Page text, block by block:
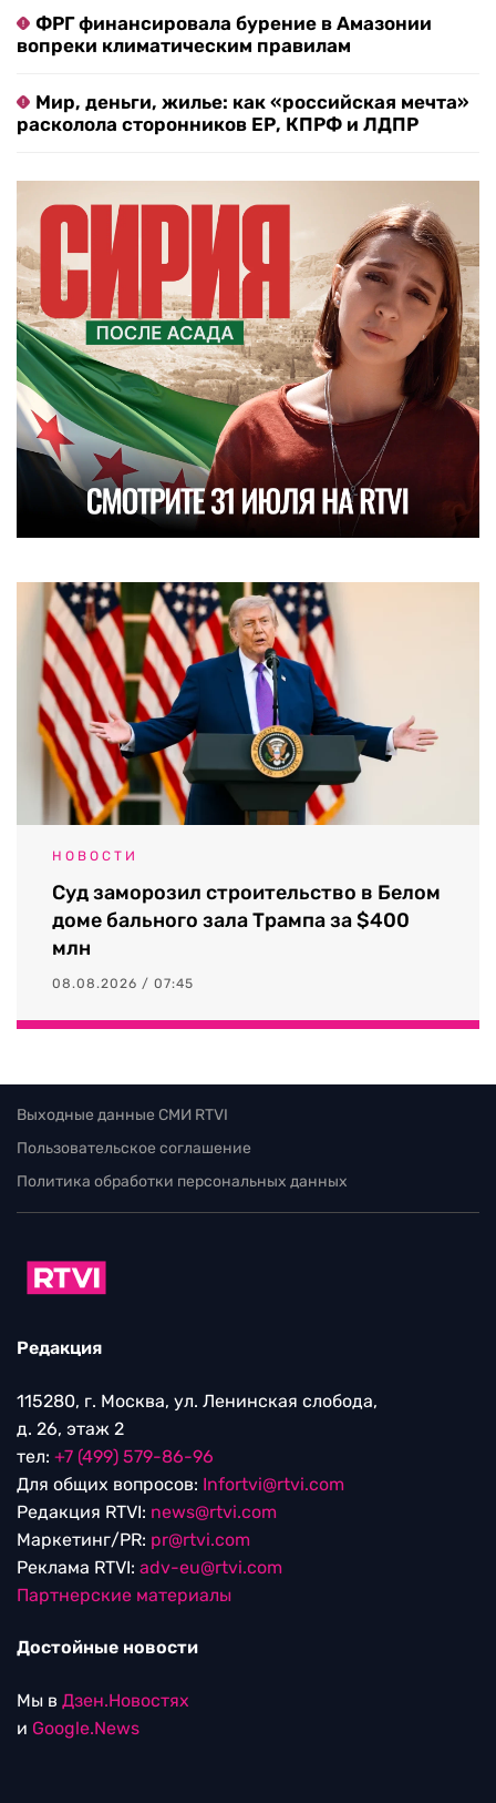
ФРГ финансировала бурение в Амазонии
вопреки климатическим правилам
Мир, деньги, жилье: как «российская мечта»
расколола сторонников ЕР, КПРФ и ЛДПР
НОВОСТИ
Суд заморозил строительство в Белом
доме бального зала Трампа за $400
млн
08.08.2026 / 07:45
Выходные данные СМИ RTVI
Пользовательское соглашение
Политика обработки персональных данных
Редакция
115280, г. Москва, ул. Ленинская слобода,
д. 26, этаж 2
тел: +7 (499) 579-86-96
Для общих вопросов: Infortvi@rtvi.com
Редакция RTVI: news@rtvi.com
Маркетинг/PR: pr@rtvi.com
Реклама RTVI: adv-eu@rtvi.com
Партнерские материалы
Достойные новости
Мы в Дзен.Новостях
и Google.News